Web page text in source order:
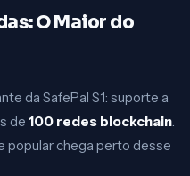
O Maior do
da SafePal S1: suporte a
de 100 redes blockchain.
popular chega perto desse